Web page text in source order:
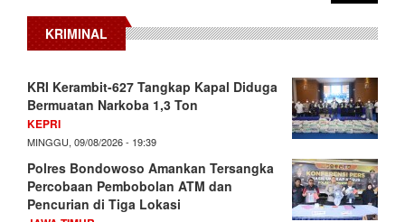
KRIMINAL
KRI Kerambit-627 Tangkap Kapal Diduga
Bermuatan Narkoba 1,3 Ton
KEPRI
MINGGU, 09/08/2026 - 19:39
Polres Bondowoso Amankan Tersangka
Percobaan Pembobolan ATM dan
Pencurian di Tiga Lokasi